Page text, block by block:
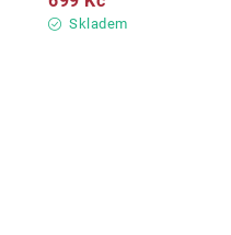
Skladem